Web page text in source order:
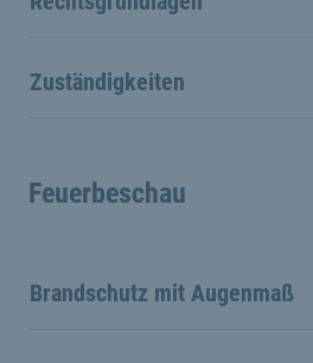
Zuständigkeiten
Feuerbeschau
Brandschutz mit Augenmaß